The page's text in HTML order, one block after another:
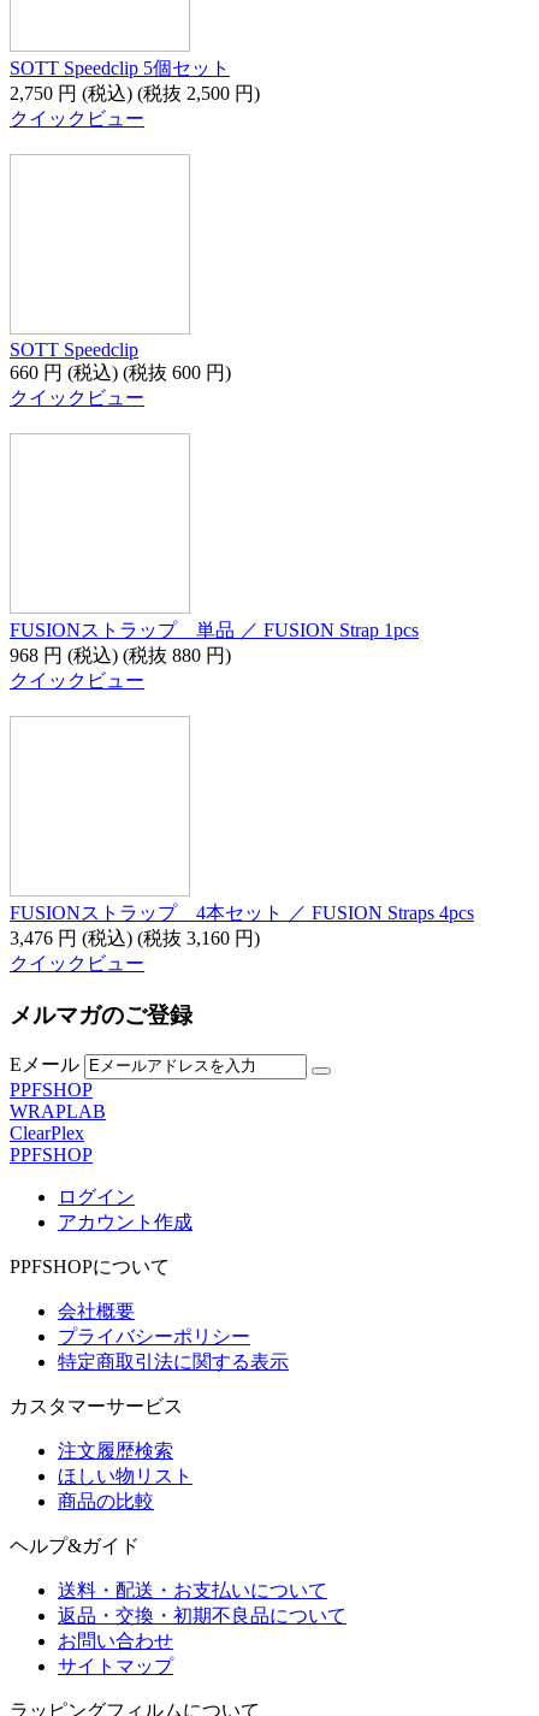
SOTT Speedclip 5個セット
2,750 円 (税込) (税抜 2,500 円)
クイックビュー
SOTT Speedclip
660 円 (税込) (税抜 600 円)
クイックビュー
FUSIONストラップ 単品 ／ FUSION Strap 1pcs
968 円 (税込) (税抜 880 円)
クイックビュー
FUSIONストラップ 4本セット ／ FUSION Straps 4pcs
3,476 円 (税込) (税抜 3,160 円)
クイックビュー
メルマガのご登録
Eメール
PPFSHOP
WRAPLAB
ClearPlex
PPFSHOP
ログイン
アカウント作成
PPFSHOPについて
会社概要
プライバシーポリシー
特定商取引法に関する表示
カスタマーサービス
注文履歴検索
ほしい物リスト
商品の比較
ヘルプ&ガイド
送料・配送・お支払いについて
返品・交換・初期不良品について
お問い合わせ
サイトマップ
ラッピングフィルムについて